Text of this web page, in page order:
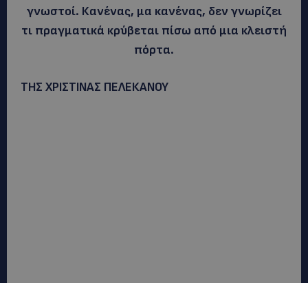
γνωστοί. Κανένας, μα κανένας, δεν γνωρίζει
τι πραγματικά κρύβεται πίσω από μια κλειστή
πόρτα.
ΤΗΣ ΧΡΙΣΤΙΝΑΣ ΠΕΛΕΚΑΝΟΥ